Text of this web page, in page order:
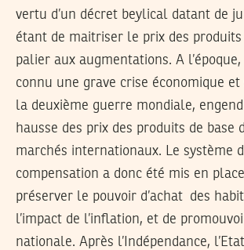
vertu d’un décret beylical datant de
étant de maitriser le prix des produits
palier aux augmentations. A
connu une grave crise économique et
la deuxième guerre mondiale,
hausse des prix des produits de base
marchés internationaux. Le système
compensation a donc été mis en
préserver le pouvoir d’achat des
l’impact de l’inflation, et de
nationale. Après l’Indépendance,